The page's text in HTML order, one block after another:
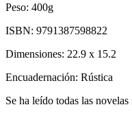
Peso: 400g
ISBN: 9791387598822
Dimensiones: 22.9 x 15.2
Encuadernación: Rústica
Se ha leído todas las